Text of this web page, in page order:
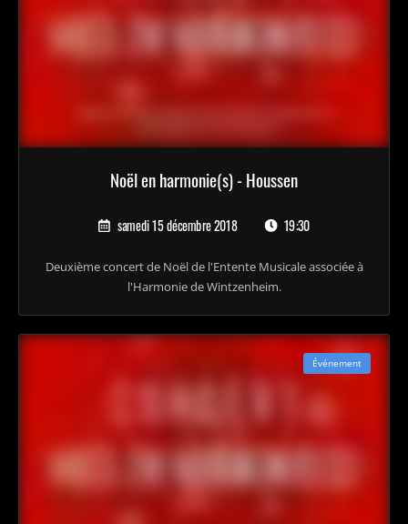
Noël en harmonie(s) - Houssen
samedi 15 décembre 2018 19:30
Deuxième concert de Noël de l'Entente Musicale associée à
l'Harmonie de Wintzenheim.
Événement